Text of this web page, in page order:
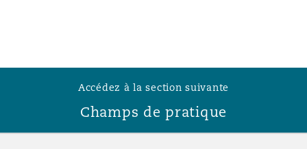
Accédez à la section suivante
Champs de pratique